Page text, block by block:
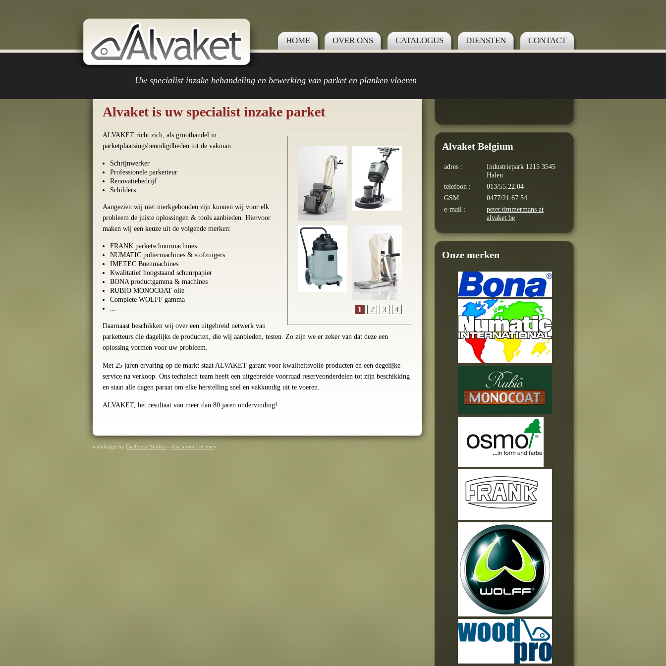
HOME OVER ONS CATALOGUS DIENSTEN CONTACT
Uw specialist inzake behandeling en bewerking van parket en planken vloeren
Alvaket is uw specialist inzake parket
1 2 3 4
ALVAKET richt zich, als groothandel in
parketplaatsingsbenodigdheden tot de vakman:
Schrijnwerker
Professionele parketteur
Renovatiebedrijf
Schilders...
Aangezien wij niet merkgebonden zijn kunnen wij voor elk
probleem de juiste oplossingen & tools aanbieden. Hiervoor
maken wij een keuze uit de volgende merken:
FRANK parketschuurmachines
NUMATIC poliermachines & stofzuigers
IMETEC Boenmachines
Kwalitatief hoogstaand schuurpapier
BONA productgamma & machines
RUBIO MONOCOAT olie
Complete WOLFF gamma
...
Daarnaast beschikken wij over een uitgebreid netwerk van
parketteurs die dagelijks de producten, die wij aanbieden, testen. Zo zijn we er zeker van dat deze een
oplossing vormen voor uw probleem.
Met 25 jaren ervaring op de markt staat ALVAKET garant voor kwaliteitsvolle producten en een degelijke
service na verkoop. Ons technisch team heeft een uitgebreide voorraad reserveonderdelen tot zijn beschikking
en staat alle dagen paraat om elke herstelling snel en vakkundig uit te voeren.
ALVAKET, het resultaat van meer dan 80 jaren ondervinding!
webdesign byFastFocus Studios-disclaimer / privacy
Alvaket Belgium
adres :
Industriepark 1215 3545
Halen
telefoon :
013/55.22.04
GSM :
0477/21.67.54
e-mail :
peter.timmermans at
alvaket.be
Onze merken